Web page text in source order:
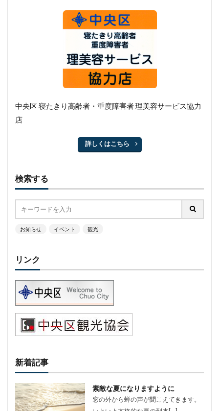
中央区 寝たきり高齢者・重度障害者 理美容サービス協力
店
詳しくはこちら
検索する
お知らせ イベント 観光
リンク
新着記事
素敵な夏になりますように
窓の外から蝉の声が聞こえてきます。